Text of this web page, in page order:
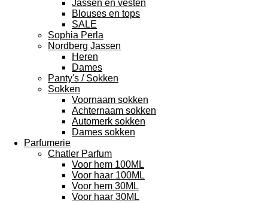
Jassen en vesten
Blouses en tops
SALE
Sophia Perla
Nordberg Jassen
Heren
Dames
Panty's / Sokken
Sokken
Voornaam sokken
Achternaam sokken
Automerk sokken
Dames sokken
Parfumerie
Chatler Parfum
Voor hem 100ML
Voor haar 100ML
Voor hem 30ML
Voor haar 30ML